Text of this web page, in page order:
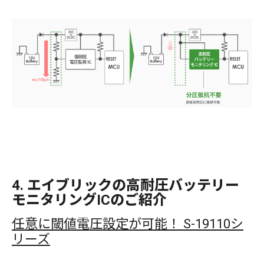
4. エイブリックの高耐圧バッテリー
モニタリングICのご紹介
任意に閾値電圧設定が可能！ S-19110シ
リーズ